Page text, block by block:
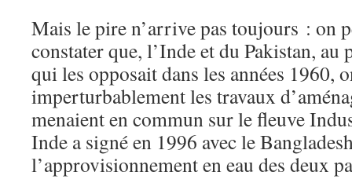
Mais le pire n’arrive pas toujours : on
constater que, l’Inde et du Pakistan,
qui les opposait dans les années 1960,
imperturbablement les travaux
menaient en commun sur le fleuve
Inde a signé en 1996 avec le
l’approvisionnement en eau des deux